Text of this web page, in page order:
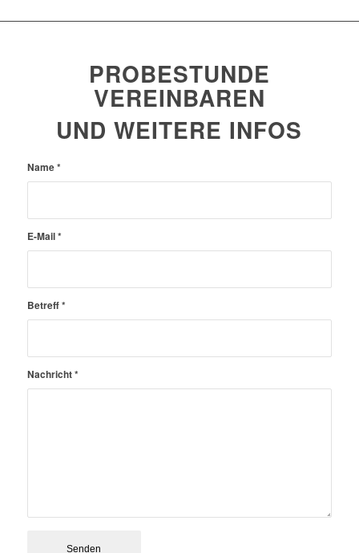
PROBESTUNDE
VEREINBAREN
UND WEITERE INFOS
Name*
E-Mail*
Betreff*
Nachricht*